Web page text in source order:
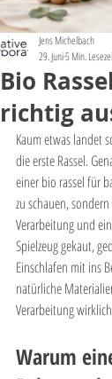
Bio
richtig
Jens Michelbach
29. Juni5 Min.
Kaum etwas landet
die erste Rassel.
einer bio rassel für
zu schauen,
Verarbeitung und
Spielzeug gekaut,
Einschlafen mit ins
natürliche
Verarbeitung
Warum